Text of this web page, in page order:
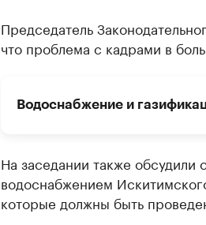
Председатель
что проблема с кадрами в
Водоснабжение и
На заседании также обсудили
водоснабжением
которые должны быть